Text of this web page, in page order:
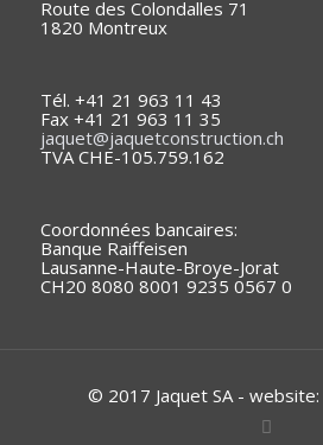
Route des Colondalles 71
1820 Montreux
Tél. +41 21 963 11 43
Fax +41 21 963 11 35
jaquet@jaquetconstruction.ch
TVA CHE-105.759.162
Coordonnées bancaires:
Banque Raiffeisen
Lausanne-Haute-Broye-Jorat
CH20 8080 8001 9235 0567 0
© 2017 Jaquet SA - website: